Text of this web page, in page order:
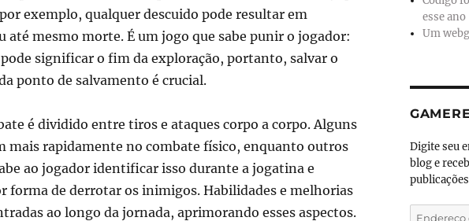
exemplo, qualquer descuido pode resultar em
até mesmo morte. É um jogo que sabe punir o jogador:
significar o fim da exploração, portanto, salvar o
ponto de salvamento é crucial.
é dividido entre tiros e ataques corpo a corpo. Alguns
mais rapidamente no combate físico, enquanto outros
ao jogador identificar isso durante a jogatina e
forma de derrotar os inimigos. Habilidades e melhorias
ao longo da jornada, aprimorando esses aspectos.
esse ano
Um
Digite seu
blog e
Endereço